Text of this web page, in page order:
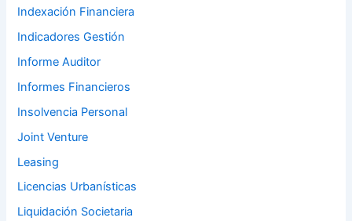
Indexación Financiera
Indicadores Gestión
Informe Auditor
Informes Financieros
Insolvencia Personal
Joint Venture
Leasing
Licencias Urbanísticas
Liquidación Societaria